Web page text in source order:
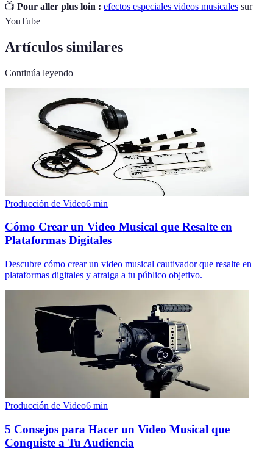
📺 Pour aller plus loin : efectos especiales videos musicales sur
YouTube
Artículos similares
Continúa leyendo
Producción de Video6 min
Cómo Crear un Video Musical que Resalte en
Plataformas Digitales
Descubre cómo crear un video musical cautivador que resalte en
plataformas digitales y atraiga a tu público objetivo.
Producción de Video6 min
5 Consejos para Hacer un Video Musical que
Conquiste a Tu Audiencia